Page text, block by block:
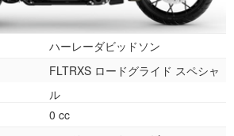
ハーレーダビッドソン
FLTRXS ロードグライド スペシャ
ル
0 cc